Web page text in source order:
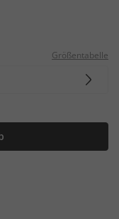
Größentabelle